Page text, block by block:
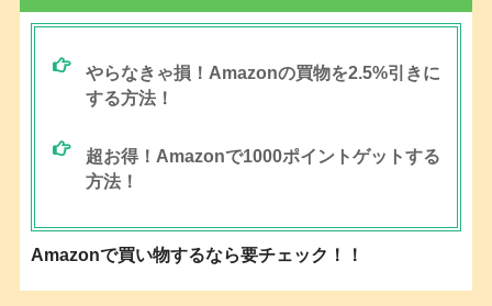
やらなきゃ損！Amazonの買物を2.5%引きに
する方法！
超お得！Amazonで1000ポイントゲットする
方法！
Amazonで買い物するなら要チェック！！